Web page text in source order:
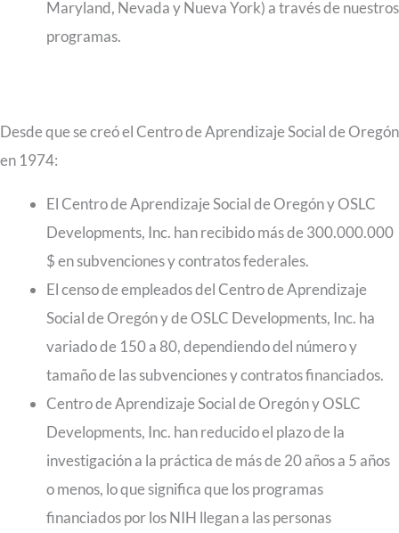
Maryland, Nevada y Nueva York) a través de nuestros
programas.
Desde que se creó el Centro de Aprendizaje Social de Oregón
en 1974:
El Centro de Aprendizaje Social de Oregón y OSLC
Developments, Inc. han recibido más de 300.000.000
$ en subvenciones y contratos federales.
El censo de empleados del Centro de Aprendizaje
Social de Oregón y de OSLC Developments, Inc. ha
variado de 150 a 80, dependiendo del número y
tamaño de las subvenciones y contratos financiados.
Centro de Aprendizaje Social de Oregón y OSLC
Developments, Inc. han reducido el plazo de la
investigación a la práctica de más de 20 años a 5 años
o menos, lo que significa que los programas
financiados por los NIH llegan a las personas